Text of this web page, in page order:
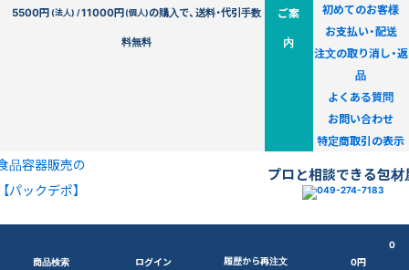
5500円(法人) /11000円(個人)の購入で、送料・代引手数
料無料
ご案
内
初めてのお客様
お支払い・配送
注文の取り消し・返
品
よくある質問
お問い合わせ
特定商取引の表示
品容器販売の
【パックデポ】
プロと相談できる包材
商品検索 ログイン 履歴から再注文
0
0円